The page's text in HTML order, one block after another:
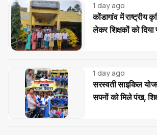
1 day ago
कोंडागांव में राष्ट्रीय
लेकर शिक्षकों को दिया
1 day ago
सरस्वती साइकिल
सपनों को मिले पंख,